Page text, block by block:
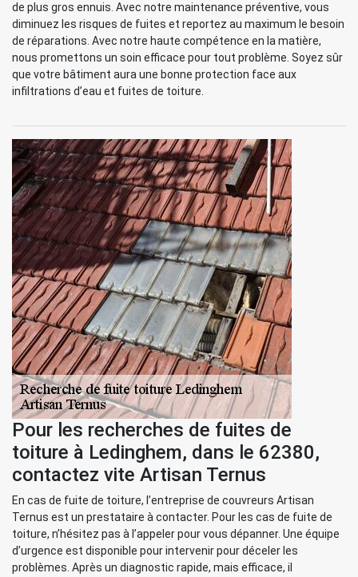
de plus gros ennuis. Avec notre maintenance préventive, vous
diminuez les risques de fuites et reportez au maximum le besoin
de réparations. Avec notre haute compétence en la matière,
nous promettons un soin efficace pour tout problème. Soyez sûr
que votre bâtiment aura une bonne protection face aux
infiltrations d’eau et fuites de toiture.
Pour les recherches de fuites de
toiture à Ledinghem, dans le 62380,
contactez vite Artisan Ternus
En cas de fuite de toiture, l’entreprise de couvreurs Artisan
Ternus est un prestataire à contacter. Pour les cas de fuite de
toiture, n’hésitez pas à l’appeler pour vous dépanner. Une équipe
d’urgence est disponible pour intervenir pour déceler les
problèmes. Après un diagnostic rapide, mais efficace, il